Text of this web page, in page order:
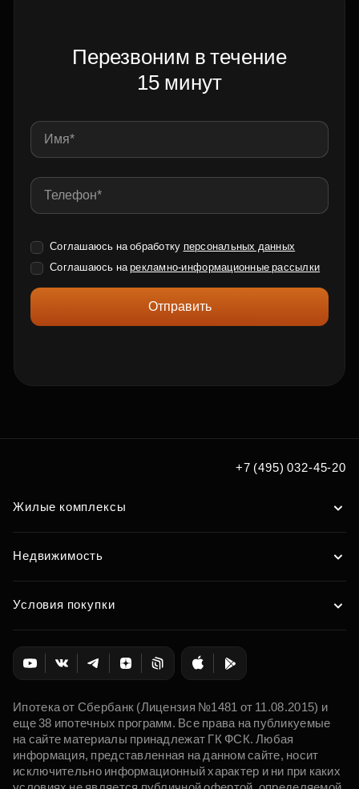
Перезвоним в течение
15 минут
Соглашаюсь на обработку персональных данных
Соглашаюсь нарекламно-информационные рассылки
Отправить
+7 (495) 032-45-20
Жилые комплексы
Недвижимость
Условия покупки
Ипотека от Сбербанк (Лицензия №1481 от 11.08.2015) и
еще 38 ипотечных программ. Все права на публикуемые
на сайте материалы принадлежат ГК ФСК. Любая
информация, представленная на данном сайте, носит
исключительно информационный характер и ни при каких